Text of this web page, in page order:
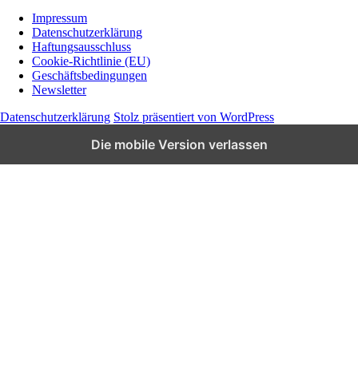
Wissen und News zu KI, Social Media und
Co.
Impressum
Datenschutzerklärung
Haftungsausschluss
Cookie-Richtlinie (EU)
Geschäftsbedingungen
Newsletter
Datenschutzerklärung Stolz präsentiert von WordPress
Die mobile Version verlassen